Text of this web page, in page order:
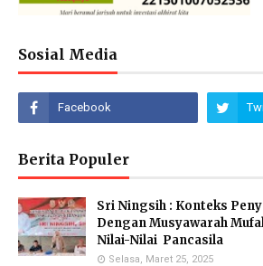
Sosial Media
Berita Populer
Sri Ningsih : Konteks
Dengan Musyawarah
Nilai-Nilai Pancasila
Selasa, Maret 25, 2025